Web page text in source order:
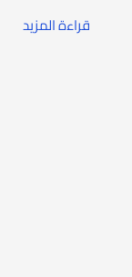
الحديث
قراءة المزيد